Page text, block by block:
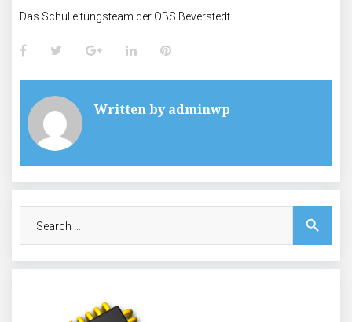
Das Schulleitungsteam der OBS Beverstedt
FacebookTwitterGoogle+LinkedInPinterest
Written byadminwp
search